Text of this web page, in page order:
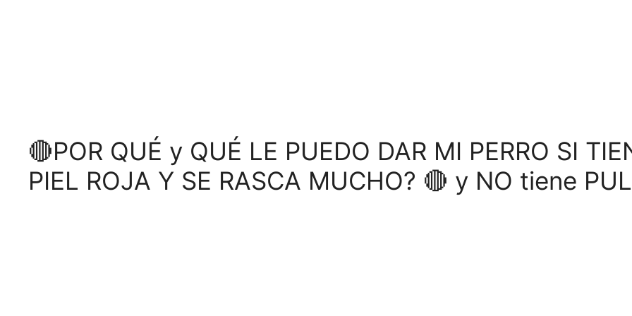
🔴POR QUÉ y QUÉ LE PUEDO DAR MI PERRO SI
PIEL ROJA Y SE RASCA MUCHO? 🔴 y NO tiene